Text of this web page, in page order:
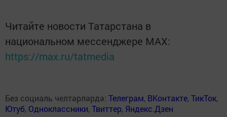
Читайте новости Татарстана в
национальном мессенджере MАХ:
https://max.ru/tatmedia
Без социаль челтәрләрдә: Телеграм, ВКонтакте,ТикТок,
Ютуб, Одноклассники,Твиттер, Яндекс.Дзен